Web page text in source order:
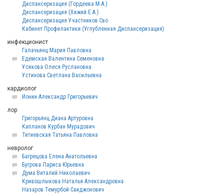
Диспансеризация (Гордеева М.А.)
Диспансеризация (Хижий Е.А.)
Диспансеризация Участников Сво
Кабинет Профилактики (Углубленная Диспансеризация)
инфекционист
Галачьянц Мария Павловна
Едемская Валентина Семеновна
Усикова Олеся Руслановна
Устинова Светлана Васильевна
кардиолог
Ионин Александр Григорьевич
лор
Григорьянц Диана Артуровна
Капланов Курбан Мурадович
Титиевская Татьяна Павловна
невролог
Багрецова Елена Анатольевна
Бугрова Лариса Юрьевна
Дума Виталий Николаевич.
Кривошлыкова Наталья Александровна
Назаров Темурбой Саиджонович